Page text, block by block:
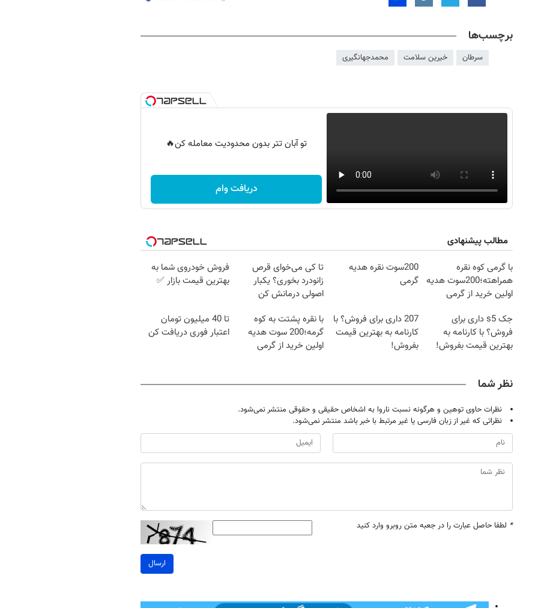
برچسب‌ها
سرطان خیرین سلامت محمدجهانگیری
تو آبان تتر بدون محدودیت معامله کن🔥
دریافت وام
مطالب پیشنهادی
با گرمی کوه نقره
همراهته؛200سوت هدیه
اولین خرید از گرمی
200سوت نقره هدیه
گرمی
تا کی می‌خوای قرص
زانودرد بخوری؟ یکبار
اصولی درمانش کن
فروش خودروی شما به
بهترین قیمت بازار ✅
جک s5 داری برای
فروش؟ با کارنامه به
بهترین قیمت بفروش!
207 داری برای فروش؟ با
کارنامه به بهترین قیمت
بفروش!
با نقره پشتت به کوه
گرمه؛200 سوت هدیه
اولین خرید از گرمی
تا 40 میلیون تومان
اعتبار فوری دریافت کن
نظر شما
نظرات حاوی توهین و هرگونه نسبت ناروا به اشخاص حقیقی و حقوقی منتشر نمی‌شود.
نظراتی که غیر از زبان فارسی یا غیر مرتبط با خبر باشد منتشر نمی‌شود.
* لطفا حاصل عبارت را در جعبه متن روبرو وارد کنید
ارسال